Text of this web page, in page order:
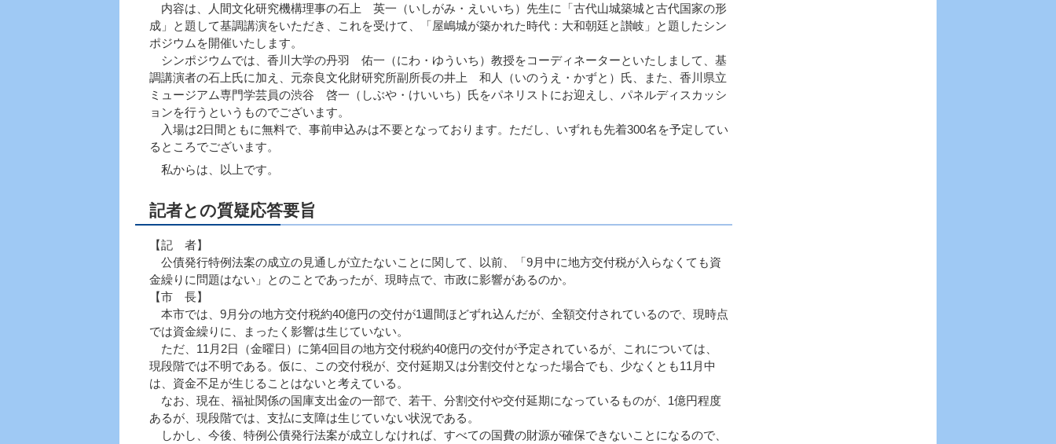
内容は、人間文化研究機構理事の石上 英一（いしがみ・えいいち）先生に「古代山城築城と古代国家の形
成」と題して基調講演をいただき、これを受けて、「屋嶋城が築かれた時代：大和朝廷と讃岐」と題したシン
ポジウムを開催いたします。
シンポジウムでは、香川大学の丹羽 佑一（にわ・ゆういち）教授をコーディネーターといたしまして、基
調講演者の石上氏に加え、元奈良文化財研究所副所長の井上 和人（いのうえ・かずと）氏、また、香川県立
ミュージアム専門学芸員の渋谷 啓一（しぶや・けいいち）氏をパネリストにお迎えし、パネルディスカッシ
ョンを行うというものでございます。
入場は2日間ともに無料で、事前申込みは不要となっております。ただし、いずれも先着300名を予定してい
るところでございます。
私からは、以上です。
記者との質疑応答要旨
【記 者】
公債発行特例法案の成立の見通しが立たないことに関して、以前、「9月中に地方交付税が入らなくても資
金繰りに問題はない」とのことであったが、現時点で、市政に影響があるのか。
【市 長】
本市では、9月分の地方交付税約40億円の交付が1週間ほどずれ込んだが、全額交付されているので、現時点
では資金繰りに、まったく影響は生じていない。
ただ、11月2日（金曜日）に第4回目の地方交付税約40億円の交付が予定されているが、これについては、
現段階では不明である。仮に、この交付税が、交付延期又は分割交付となった場合でも、少なくとも11月中
は、資金不足が生じることはないと考えている。
なお、現在、福祉関係の国庫支出金の一部で、若干、分割交付や交付延期になっているものが、1億円程度
あるが、現段階では、支払に支障は生じていない状況である。
しかし、今後、特例公債発行法案が成立しなければ、すべての国費の財源が確保できないことになるので、